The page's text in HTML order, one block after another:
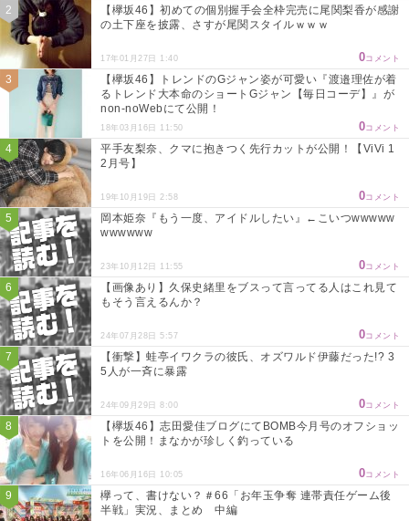
【欅坂46】初めての個別握手会全枠完売に尾関梨香が感謝
の土下座を披露、さすが尾関スタイルｗｗｗ
17年01月27日 1:40 0コメント
【欅坂46】トレンドのGジャン姿が可愛い『渡邉理佐が着
るトレンド大本命のショートGジャン【毎日コーデ】』が
non-noWebにて公開！
18年03月16日 11:50 0コメント
平手友梨奈、クマに抱きつく先行カットが公開！【ViVi 1
2月号】
19年10月19日 2:58 0コメント
岡本姫奈『もう一度、アイドルしたい』←こいつwwwww
wwwwww
23年10月12日 11:55 0コメント
【画像あり】久保史緒里をブスって言ってる人はこれ見て
もそう言えるんか？
24年07月28日 5:57 0コメント
【衝撃】蛙亭イワクラの彼氏、オズワルド伊藤だった!? 3
5人が一斉に暴露
24年09月29日 8:00 0コメント
【欅坂46】志田愛佳ブログにてBOMB今月号のオフショッ
トを公開！まなかが珍しく釣っている
16年06月16日 10:05 0コメント
欅って、書けない？＃66「お年玉争奪 連帯責任ゲーム後
半戦」実況、まとめ 中編